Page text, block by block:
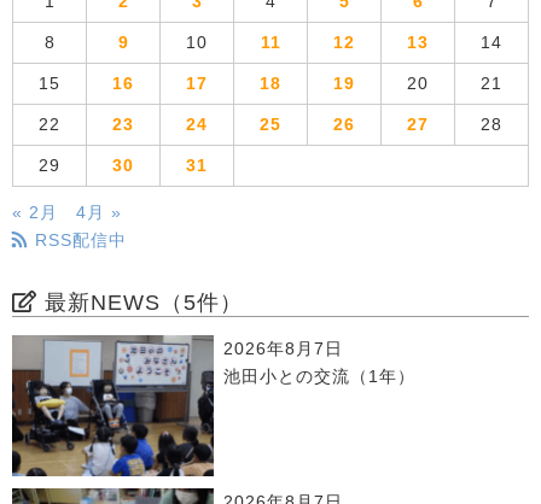
8 9 10 11 12 13 14
15 16 17 18 19 20 21
22 23 24 25 26 27 28
29 30 31
« 2月
4月 »
RSS配信中
最新NEWS（5件）
2026年8月7日
池田小との交流（1年）